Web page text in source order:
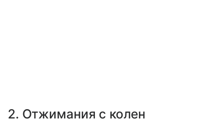
2. Отжимания с колен